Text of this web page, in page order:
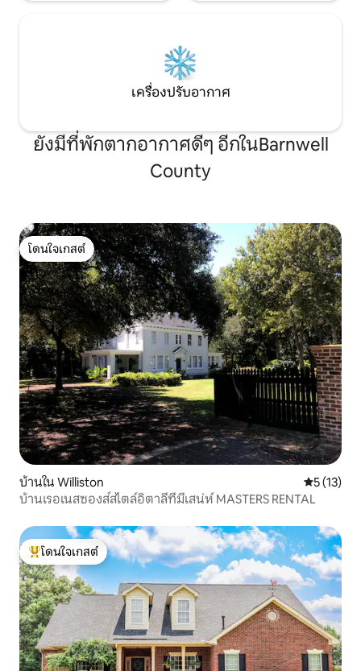
เครื่องปรับอากาศ
ยังมีที่พักตากอากาศดีๆ อีกในBarnwell
County
โดนใจเกสต์
โดนใจเกสต์
บ้านใน Williston คะแนนเฉลี่
5 (13)
บ้านเรอเนสซองส์สไตล์อิตาลีที่มีเสน่ห์ MASTERS RENTAL
โดนใจเกสต์ที่สุด
โดนใจเกสต์